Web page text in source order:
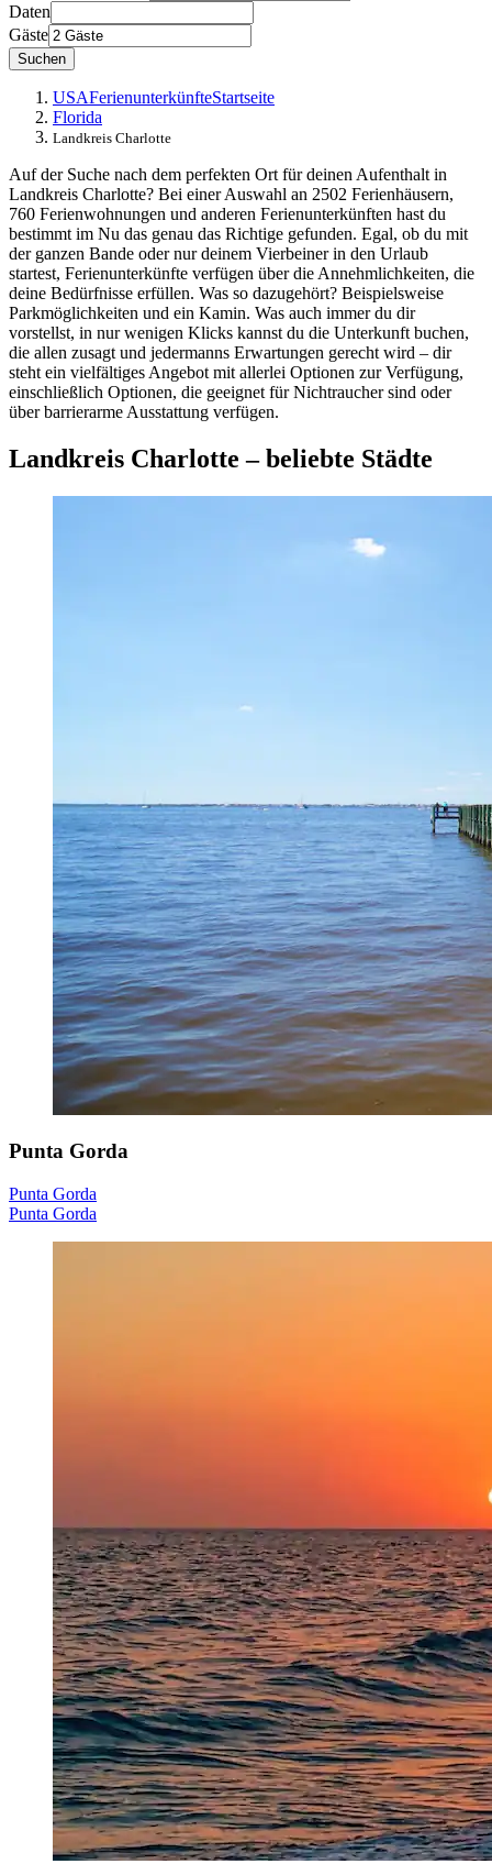
Daten
Gäste
Suchen
USAFerienunterkünfteStartseite
Florida
Landkreis Charlotte
Auf der Suche nach dem perfekten Ort für deinen Aufenthalt in
Landkreis Charlotte? Bei einer Auswahl an 2502 Ferienhäusern,
760 Ferienwohnungen und anderen Ferienunterkünften hast du
bestimmt im Nu das genau das Richtige gefunden. Egal, ob du mit
der ganzen Bande oder nur deinem Vierbeiner in den Urlaub
startest, Ferienunterkünfte verfügen über die Annehmlichkeiten, die
deine Bedürfnisse erfüllen. Was so dazugehört? Beispielsweise
Parkmöglichkeiten und ein Kamin. Was auch immer du dir
vorstellst, in nur wenigen Klicks kannst du die Unterkunft buchen,
die allen zusagt und jedermanns Erwartungen gerecht wird – dir
steht ein vielfältiges Angebot mit allerlei Optionen zur Verfügung,
einschließlich Optionen, die geeignet für Nichtraucher sind oder
über barrierarme Ausstattung verfügen.
Landkreis Charlotte – beliebte Städte
Punta Gorda
Punta Gorda
Punta Gorda